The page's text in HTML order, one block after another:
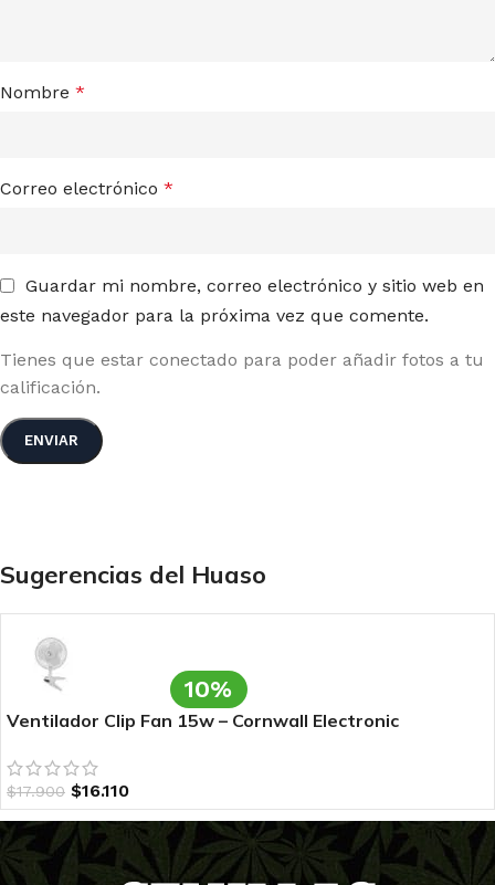
Nombre *
Correo electrónico *
Guardar mi nombre, correo electrónico y sitio web en
este navegador para la próxima vez que comente.
Tienes que estar conectado para poder añadir fotos a tu
calificación.
Sugerencias del Huaso
10%
Ventilador Clip Fan 15w – Cornwall Electronic
$17.900 $16.110